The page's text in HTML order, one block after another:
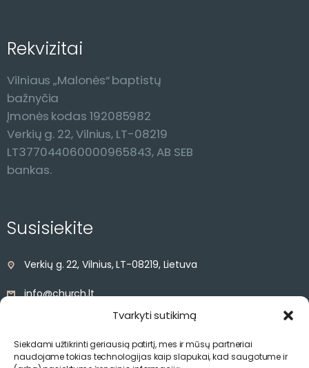
Tvarkyti sutikimą
Siekdami užtikrinti geriausią patirtį, mes ir mūsų partneriai
naudojame tokias technologijas kaip slapukai, kad saugotume ir
Rekvizitai
Vilniaus „Malonės“ baptistų
bažnyčia
Įmonės kodas 192085982
Verkių g. 22, Vilnius, LT-08219
LT377044060000965843, AB SEB
bankas.
Susisiekite
Verkių g. 22, Vilnius, LT-08219, Lietuva
info@church.lt